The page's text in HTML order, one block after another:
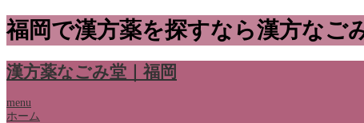
福岡で漢方薬を探すなら漢方なご
漢方薬なごみ堂｜福岡
menu
ホーム